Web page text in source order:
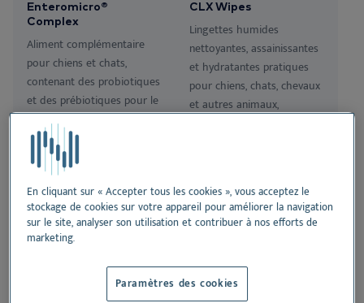
Nextview portal
FR
Dansk
Deutsch
English
Español
Nederlands
Norsk
Svenska
Enteromicro®
Complex
Aliment complémentaire
pour chiens et chats,
contenant des probiotiques
et des prébiotiques pour le
soutien de la fonction
gastro-intestinale.
CLX Wipes
Lingettes humides
nettoyantes, assainissantes
et hydratantes pratiques
pour chiens, chats, chevaux
et autres animaux,
En cliquant sur « Accepter tous les cookies », vous acceptez le
stockage de cookies sur votre appareil pour améliorer la navigation
sur le site, analyser son utilisation et contribuer à nos efforts de
marketing.
Paramètres des cookies